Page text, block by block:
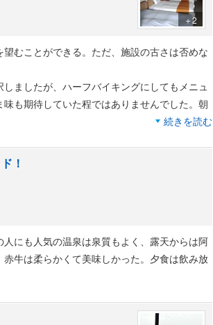
＋2
むことができる。ただ、施設の古さは否めな
ましたが、ハーフバイキングにしてもメニュ
も期待していた程ではありませんでした。朝
たので、広さは十分でした。
続きを読む
！
にも人気の温泉は泉質もよく、露天からは阿
牛は柔らかくて美味しかった。夕食は飲み放